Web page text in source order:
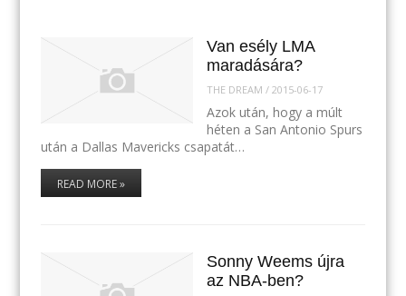
Van esély LMA
maradására?
THE DREAM / 2015-06-17
Azok után, hogy a múlt
héten a San Antonio Spurs
után a Dallas Mavericks csapatát…
READ MORE »
Sonny Weems újra
az NBA-ben?